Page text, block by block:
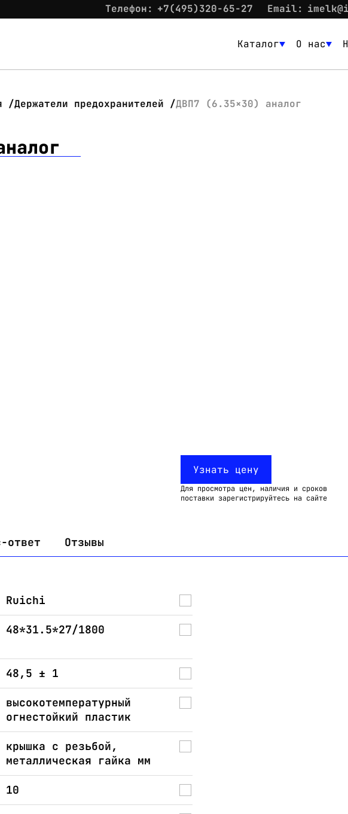
Телефон: +7(495)320-65-27 Email:
Каталог О нас
Держатели предохранителей ДВП7 (6.35×30) аналог
Узнать цену
Для просмотра цен, наличия и сроков
поставки зарегистрируйтесь на сайте
ответ Отзывы
Ruichi
48*31.5*27/1800
48,5 ± 1
высокотемпературный
огнестойкий пластик
крышка с резьбой,
металлическая гайка мм
10